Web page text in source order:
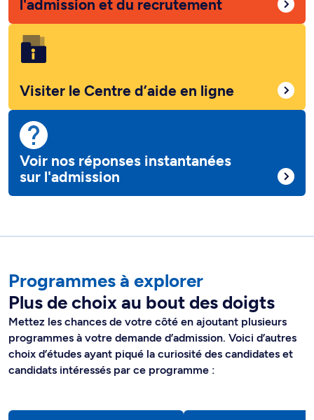
l'admission et du recrutement
Visiter le Centre d’aide en ligne
Voir nos réponses instantanées
sur l'admission
Programmes à explorer
Plus de choix au bout des doigts
Mettez les chances de votre côté en ajoutant plusieurs
programmes à votre demande d’admission. Voici d’autres
choix d’études ayant piqué la curiosité des candidates et
candidats intéressés par ce programme :